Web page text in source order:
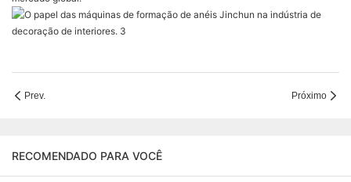
Prev. Próximo
RECOMENDADO PARA VOCÊ